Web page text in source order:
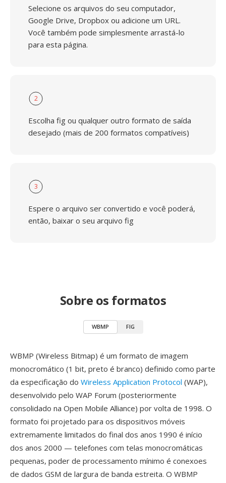
Selecione os arquivos do seu computador,
Google Drive, Dropbox ou adicione um URL.
Você também pode simplesmente arrastá-lo
para esta página.
2
Escolha fig ou qualquer outro formato de saída
desejado (mais de 200 formatos compatíveis)
3
Espere o arquivo ser convertido e você poderá,
então, baixar o seu arquivo fig
Sobre os formatos
WBMP FIG
WBMP (Wireless Bitmap) é um formato de imagem
monocromático (1 bit, preto é branco) definido como parte
da especificação do Wireless Application Protocol (WAP),
desenvolvido pelo WAP Forum (posteriormente
consolidado na Open Mobile Alliance) por volta de 1998. O
formato foi projetado para os dispositivos móveis
extremamente limitados do final dos anos 1990 é início
dos anos 2000 — telefones com telas monocromáticas
pequenas, poder de processamento mínimo é conexoes
de dados GSM de largura de banda estreita. O WBMP